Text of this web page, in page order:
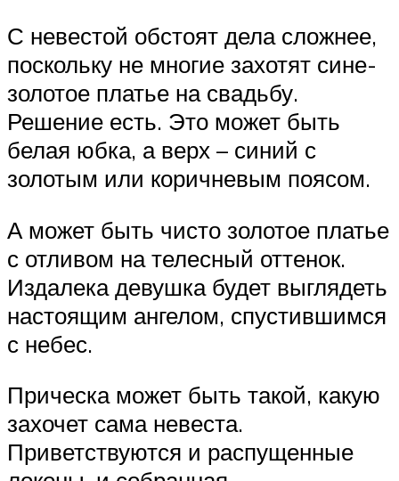
С невестой обстоят дела сложнее,
поскольку не многие захотят сине-
золотое платье на свадьбу.
Решение есть. Это может быть
белая юбка, а верх – синий с
золотым или коричневым поясом.
А может быть чисто золотое платье
с отливом на телесный оттенок.
Издалека девушка будет выглядеть
настоящим ангелом, спустившимся
с небес.
Прическа может быть такой, какую
захочет сама невеста.
Приветствуются и распущенные